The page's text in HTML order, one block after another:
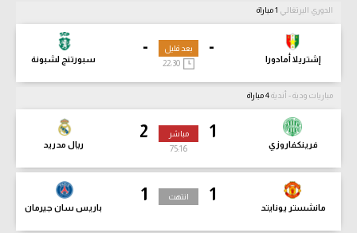
الدوري البرتغالي
-
إشتريلا أمادورا
-
سبورتنج لشبونة
بعد قليل
مباريات ودية - أندية
1
فرينكفاروزي
2
ريال مدريد
مباشر
75:18
1
مانشستر يونايتد
1
باريس سان جيرمان
انتهت